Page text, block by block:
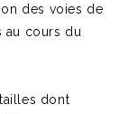
des voies de
au cours du
dont